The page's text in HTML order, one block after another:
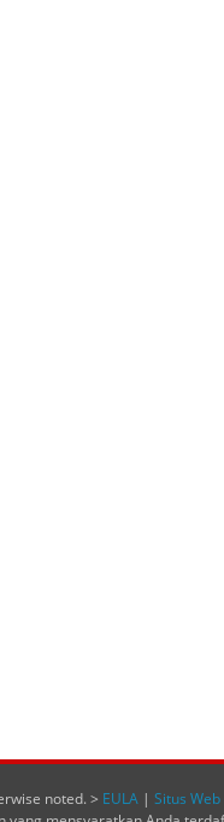
noted. > EULA | Situs